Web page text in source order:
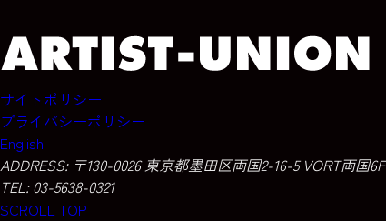
サイトポリシー
プライバシーポリシー
English
ADDRESS: 〒130-0026 東京都墨田区両国2-16-5 VORT両国6F
TEL: 03-5638-0321
SCROLL TOP